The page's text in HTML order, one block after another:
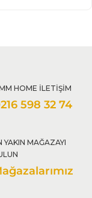
HOME İLETİŞİM
598 32 74
YAKIN MAĞAZAYI